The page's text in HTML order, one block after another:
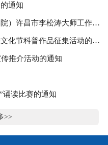
通知
许昌电气职业学院（许昌技师学院）许昌市李松涛大师工作室常规设备购置项目A包询价公告
关于转发《关于开展许昌市科普文化节科普作品征集活动的通知》的通知
推介活动的通知
诵读比赛的通知
>>